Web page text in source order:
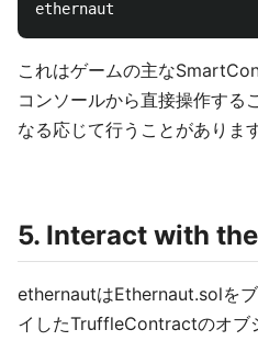
これはゲームの主な
コンソールから直接操作する
なる応じて行うことがあります
5. Interact with
ethernautはEthernaut.solを
イしたTruffleContractのオブ